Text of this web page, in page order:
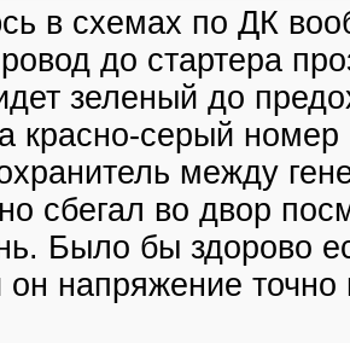
в схемах по ДК
до стартера
зеленый до
красно-серый
между
сбегал во двор
Было бы здорово
он напряжение